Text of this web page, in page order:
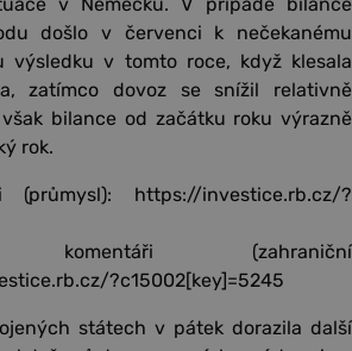
došlo v červenci k nečekanému
výsledku v tomto roce, když klesala
zatímco dovoz se snížil relativně
bilance od začátku roku výrazně
rok.
https://investice.rb.cz/?
(zahraniční
?c15002[key]=5245
státech v pátek dorazila další